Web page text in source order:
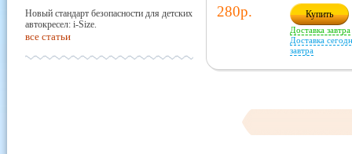
Новый стандарт безопасности для детских
автокресел: i-Size.
все статьи
280р. Купить
Доставка завтра
Доставка
завтра